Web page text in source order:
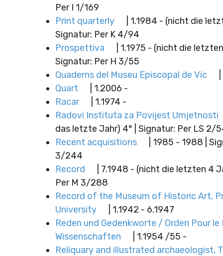
Per I 1/169
Print quarterly
| 1.1984 - (nicht die
Signatur: Per K 4/94
Prospettiva
| 1.1975 - (nicht die
Signatur: Per H 3/55
Quaderns del Museu Episcopal de Vic
Quart
| 1.2006 -
Racar
| 1.1974 -
Radovi Instituta za Povijest Umjetnosti
das letzte Jahr) 4° | Signatur: Per LS 2/
Recent acquisitions
| 1985 - 1988 |
3/244
Record
| 7.1948 - (nicht die letzten 4
Per M 3/288
Record of the Museum of Historic Art,
University
| 1.1942 - 6.1947
Reden und Gedenkworte / Orden Pour
Wissenschaften
| 1.1954 /55 -
Reliquary and illustrated archaeologist,